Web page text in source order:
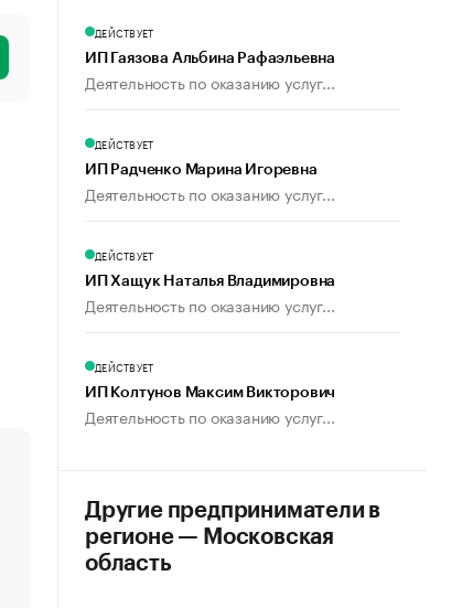
«От спорта тело стареет иначе». Как живет глава
создавшей GTA
«Деньги будут не нужны»: что рассказал Маск в
ДЕЙСТВУЕТ
ИП Гаязова Альбина Рафаэльевна
Деятельность по оказанию услуг...
ДЕЙСТВУЕТ
ИП Радченко Марина Игоревна
Деятельность по оказанию услуг...
ДЕЙСТВУЕТ
ИП Хащук Наталья Владимировна
Деятельность по оказанию услуг...
ДЕЙСТВУЕТ
ИП Колтунов Максим Викторович
Деятельность по оказанию услуг...
Другие предприниматели в
регионе — Московская
область